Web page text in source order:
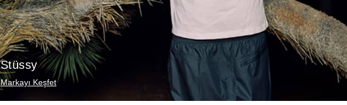
Stüssy
Markayı Keşfet